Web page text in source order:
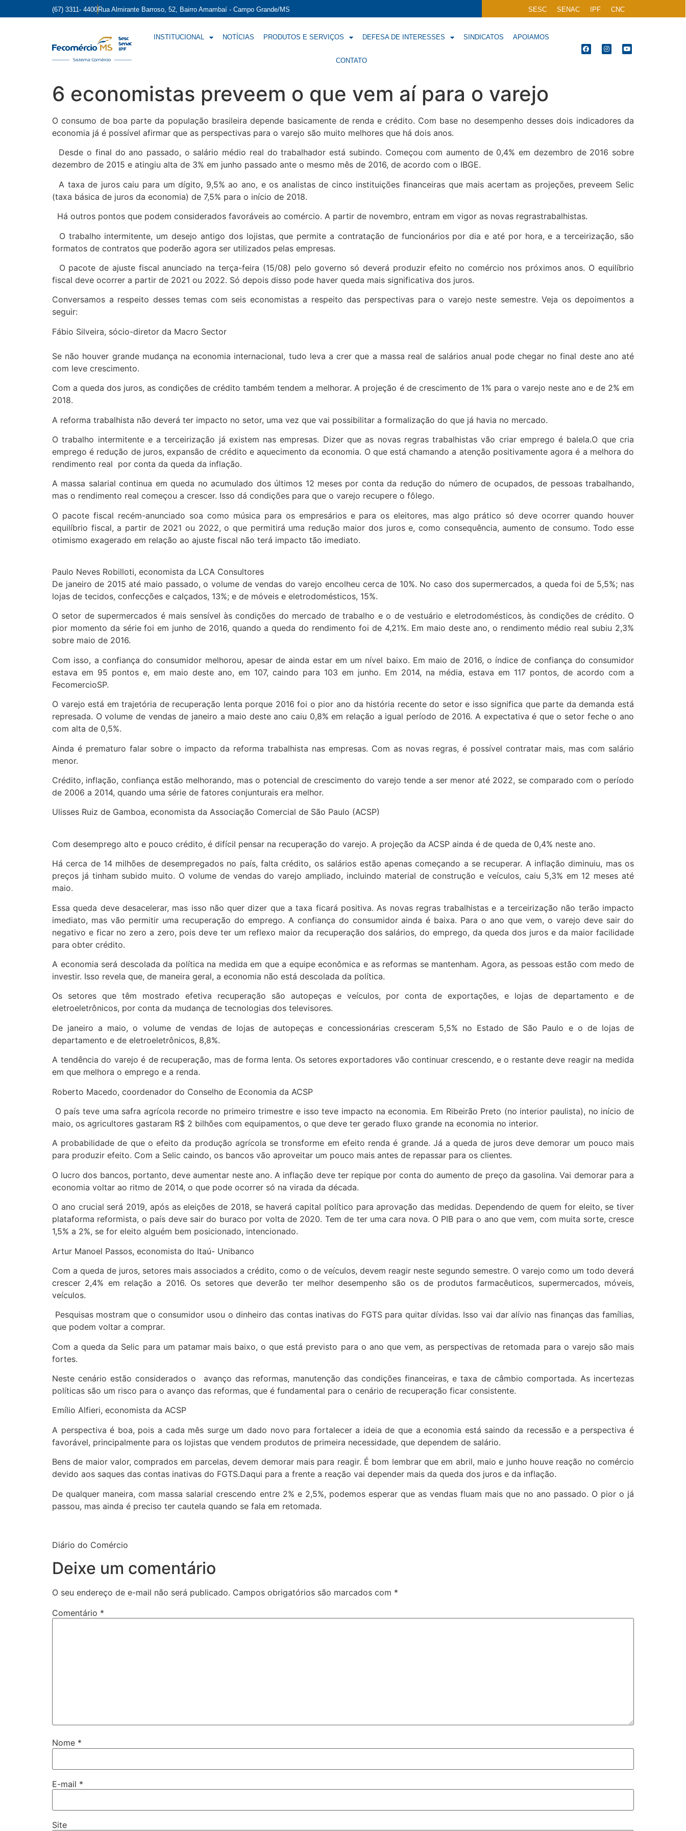
(67) 3311- 4400 Rua Almirante Barroso, 52, Bairro Amambaí - Campo Grande/MS SESC SENAC IPF CNC
INSTITUCIONAL NOTÍCIAS PRODUTOS E SERVIÇOS DEFESA DE INTERESSES SINDICATOS APOIAMOS
CONTATO
6 economistas preveem o que vem aí para o varejo
O consumo de boa parte da população brasileira depende basicamente de renda e crédito. Com base no desempenho desses dois indicadores da
economia já é possível afirmar que as perspectivas para o varejo são muito melhores que há dois anos.
Desde o final do ano passado, o salário médio real do trabalhador está subindo. Começou com aumento de 0,4% em dezembro de 2016 sobre
dezembro de 2015 e atingiu alta de 3% em junho passado ante o mesmo mês de 2016, de acordo com o IBGE.
A taxa de juros caiu para um dígito, 9,5% ao ano, e os analistas de cinco instituições financeiras que mais acertam as projeções, preveem Selic
(taxa básica de juros da economia) de 7,5% para o início de 2018.
Há outros pontos que podem considerados favoráveis ao comércio. A partir de novembro, entram em vigor as novas regrastrabalhistas.
O trabalho intermitente, um desejo antigo dos lojistas, que permite a contratação de funcionários por dia e até por hora, e a terceirização, são
formatos de contratos que poderão agora ser utilizados pelas empresas.
O pacote de ajuste fiscal anunciado na terça-feira (15/08) pelo governo só deverá produzir efeito no comércio nos próximos anos. O equilíbrio
fiscal deve ocorrer a partir de 2021 ou 2022. Só depois disso pode haver queda mais significativa dos juros.
Conversamos a respeito desses temas com seis economistas a respeito das perspectivas para o varejo neste semestre. Veja os depoimentos a
seguir:
Fábio Silveira, sócio-diretor da Macro Sector
Se não houver grande mudança na economia internacional, tudo leva a crer que a massa real de salários anual pode chegar no final deste ano até
com leve crescimento.
Com a queda dos juros, as condições de crédito também tendem a melhorar. A projeção é de crescimento de 1% para o varejo neste ano e de 2% em
2018.
A reforma trabalhista não deverá ter impacto no setor, uma vez que vai possibilitar a formalização do que já havia no mercado.
O trabalho intermitente e a terceirização já existem nas empresas. Dizer que as novas regras trabalhistas vão criar emprego é balela.O que cria
emprego é redução de juros, expansão de crédito e aquecimento da economia. O que está chamando a atenção positivamente agora é a melhora do
rendimento real por conta da queda da inflação.
A massa salarial continua em queda no acumulado dos últimos 12 meses por conta da redução do número de ocupados, de pessoas trabalhando,
mas o rendimento real começou a crescer. Isso dá condições para que o varejo recupere o fôlego.
O pacote fiscal recém-anunciado soa como música para os empresários e para os eleitores, mas algo prático só deve ocorrer quando houver
equilíbrio fiscal, a partir de 2021 ou 2022, o que permitirá uma redução maior dos juros e, como consequência, aumento de consumo. Todo esse
otimismo exagerado em relação ao ajuste fiscal não terá impacto tão imediato.
Paulo Neves Robilloti, economista da LCA Consultores
De janeiro de 2015 até maio passado, o volume de vendas do varejo encolheu cerca de 10%. No caso dos supermercados, a queda foi de 5,5%; nas
lojas de tecidos, confecções e calçados, 13%; e de móveis e eletrodomésticos, 15%.
O setor de supermercados é mais sensível às condições do mercado de trabalho e o de vestuário e eletrodomésticos, às condições de crédito. O
pior momento da série foi em junho de 2016, quando a queda do rendimento foi de 4,21%. Em maio deste ano, o rendimento médio real subiu 2,3%
sobre maio de 2016.
Com isso, a confiança do consumidor melhorou, apesar de ainda estar em um nível baixo. Em maio de 2016, o índice de confiança do consumidor
estava em 95 pontos e, em maio deste ano, em 107, caindo para 103 em junho. Em 2014, na média, estava em 117 pontos, de acordo com a
FecomercioSP.
O varejo está em trajetória de recuperação lenta porque 2016 foi o pior ano da história recente do setor e isso significa que parte da demanda está
represada. O volume de vendas de janeiro a maio deste ano caiu 0,8% em relação a igual período de 2016. A expectativa é que o setor feche o ano
com alta de 0,5%.
Ainda é prematuro falar sobre o impacto da reforma trabalhista nas empresas. Com as novas regras, é possível contratar mais, mas com salário
menor.
Crédito, inflação, confiança estão melhorando, mas o potencial de crescimento do varejo tende a ser menor até 2022, se comparado com o período
de 2006 a 2014, quando uma série de fatores conjunturais era melhor.
Ulisses Ruiz de Gamboa, economista da Associação Comercial de São Paulo (ACSP)
Com desemprego alto e pouco crédito, é difícil pensar na recuperação do varejo. A projeção da ACSP ainda é de queda de 0,4% neste ano.
Há cerca de 14 milhões de desempregados no país, falta crédito, os salários estão apenas começando a se recuperar. A inflação diminuiu, mas os
preços já tinham subido muito. O volume de vendas do varejo ampliado, incluindo material de construção e veículos, caiu 5,3% em 12 meses até
maio.
Essa queda deve desacelerar, mas isso não quer dizer que a taxa ficará positiva. As novas regras trabalhistas e a terceirização não terão impacto
imediato, mas vão permitir uma recuperação do emprego. A confiança do consumidor ainda é baixa. Para o ano que vem, o varejo deve sair do
negativo e ficar no zero a zero, pois deve ter um reflexo maior da recuperação dos salários, do emprego, da queda dos juros e da maior facilidade
para obter crédito.
A economia será descolada da política na medida em que a equipe econômica e as reformas se mantenham. Agora, as pessoas estão com medo de
investir. Isso revela que, de maneira geral, a economia não está descolada da política.
Os setores que têm mostrado efetiva recuperação são autopeças e veículos, por conta de exportações, e lojas de departamento e de
eletroeletrônicos, por conta da mudança de tecnologias dos televisores.
De janeiro a maio, o volume de vendas de lojas de autopeças e concessionárias cresceram 5,5% no Estado de São Paulo e o de lojas de
departamento e de eletroeletrônicos, 8,8%.
A tendência do varejo é de recuperação, mas de forma lenta. Os setores exportadores vão continuar crescendo, e o restante deve reagir na medida
em que melhora o emprego e a renda.
Roberto Macedo, coordenador do Conselho de Economia da ACSP
O país teve uma safra agrícola recorde no primeiro trimestre e isso teve impacto na economia. Em Ribeirão Preto (no interior paulista), no início de
maio, os agricultores gastaram R$ 2 bilhões com equipamentos, o que deve ter gerado fluxo grande na economia no interior.
A probabilidade de que o efeito da produção agrícola se tronsforme em efeito renda é grande. Já a queda de juros deve demorar um pouco mais
para produzir efeito. Com a Selic caindo, os bancos vão aproveitar um pouco mais antes de repassar para os clientes.
O lucro dos bancos, portanto, deve aumentar neste ano. A inflação deve ter repique por conta do aumento de preço da gasolina. Vai demorar para a
economia voltar ao ritmo de 2014, o que pode ocorrer só na virada da década.
O ano crucial será 2019, após as eleições de 2018, se haverá capital político para aprovação das medidas. Dependendo de quem for eleito, se tiver
plataforma reformista, o país deve sair do buraco por volta de 2020. Tem de ter uma cara nova. O PIB para o ano que vem, com muita sorte, cresce
1,5% a 2%, se for eleito alguém bem posicionado, intencionado.
Artur Manoel Passos, economista do Itaú- Unibanco
Com a queda de juros, setores mais associados a crédito, como o de veículos, devem reagir neste segundo semestre. O varejo como um todo deverá
crescer 2,4% em relação a 2016. Os setores que deverão ter melhor desempenho são os de produtos farmacêuticos, supermercados, móveis,
veículos.
Pesquisas mostram que o consumidor usou o dinheiro das contas inativas do FGTS para quitar dívidas. Isso vai dar alívio nas finanças das famílias,
que podem voltar a comprar.
Com a queda da Selic para um patamar mais baixo, o que está previsto para o ano que vem, as perspectivas de retomada para o varejo são mais
fortes.
Neste cenário estão considerados o avanço das reformas, manutenção das condições financeiras, e taxa de câmbio comportada. As incertezas
políticas são um risco para o avanço das reformas, que é fundamental para o cenário de recuperação ficar consistente.
Emílio Alfieri, economista da ACSP
A perspectiva é boa, pois a cada mês surge um dado novo para fortalecer a ideia de que a economia está saindo da recessão e a perspectiva é
favorável, principalmente para os lojistas que vendem produtos de primeira necessidade, que dependem de salário.
Bens de maior valor, comprados em parcelas, devem demorar mais para reagir. É bom lembrar que em abril, maio e junho houve reação no comércio
devido aos saques das contas inativas do FGTS.Daqui para a frente a reação vai depender mais da queda dos juros e da inflação.
De qualquer maneira, com massa salarial crescendo entre 2% e 2,5%, podemos esperar que as vendas fluam mais que no ano passado. O pior o já
passou, mas ainda é preciso ter cautela quando se fala em retomada.
Diário do Comércio
Deixe um comentário
O seu endereço de e-mail não será publicado. Campos obrigatórios são marcados com *
Comentário *
Nome *
E-mail *
Site